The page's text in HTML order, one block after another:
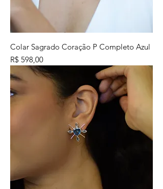
Colar Sagrado Coração P Completo Azul
Preço
R$ 598,00